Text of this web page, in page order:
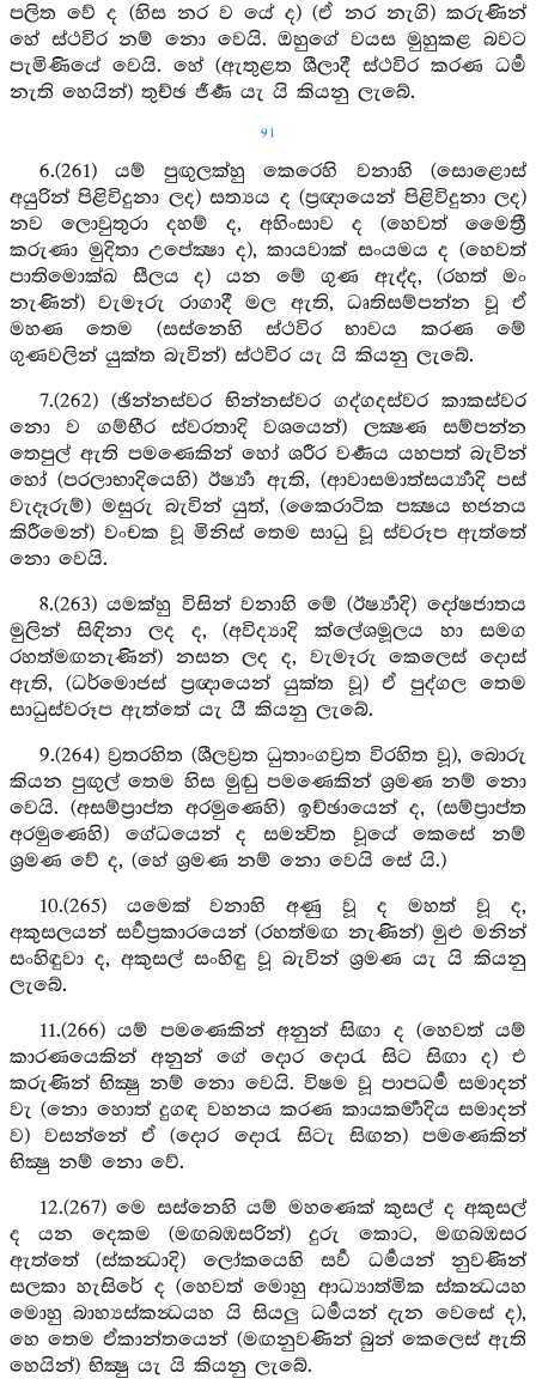
පලිත වේ ද (හිස නර ව යේ ද) (ඒ නර නැගි) කරුණින්
හේ ස්ථවිර නම් නො වෙයි. ඔහුගේ වයස මුහුකළ බවට
පැමිණියේ වෙයි. හේ (ඇතුළත ශීලාදී ස්ථවිර කරණ ධර්‍ම
නැති හෙයින්) තුච්ඡ ජීර්‍ණ යැ යි කියනු ලැබේ.
91
6.(261) යම් පුඟුලක්හු කෙරෙහි වනාහි (සොළොස්
අයුරින් පිළිවිදුනා ලද) සත්‍යය ද (ප්‍රඥායෙන් පිළිවිදුනා ලද)
නව ලොවුතුරා දහම් ද, අහිංසාව ද (හෙවත් මෛත්‍රී
කරුණා මුදිතා උපේක්‍ෂා ද), කායවාක් සංයමය ද (හෙවත්
පාතිමොක්ඛ සීලය ද) යන මේ ගුණ ඇද්ද, (රහත් මං
නැණින්) වැමෑරු රාගාදී මල ඇති, ධෘතිසම්පන්න වූ ඒ
මහණ තෙම (සස්නෙහි ස්ථවිර භාවය කරණ මේ
ගුණවලින් යුක්ත බැවින්) ස්ථවිර යැ යි කියනු ලැබේ.
7.(262) (ඡින්නස්වර භින්නස්වර ගද්ගදස්වර කාකස්වර
නො ව ගම්භීර ස්වරතාදි වශයෙන්) ලක්‍ෂණ සම්පන්න
තෙපුල් ඇති පමණෙකින් හෝ ශරීර වර්‍ණය යහපත් බැවින්
හෝ (පරලාභාදියෙහි) ඊර්‍ෂ්‍යා ඇති, (ආවාසමාත්සර්‍ය්‍යාදි පස්
වැදෑරුම්) මසුරු බැවින් යුත්, (කෛරාටික පක්‍ෂය භජනය
කිරීමෙන්) වංචක වූ මිනිස් තෙම සාධු වූ ස්වරූප ඇත්තේ
නො වෙයි.
8.(263) යමක්හු විසින් වනාහි මේ (ඊර්‍ෂ්‍යාදි) දෝෂජාතය
මුලින් සිඳිනා ලද ද, (අවිද්‍යාදි ක්ලේශමූලය හා සමග
රහත්මඟනැණින්) නසන ලද ද, වැමෑරු කෙලෙස් දොස්
ඇති, (ධර්මොජස් ප්‍රඥායෙන් යුක්ත වූ) ඒ පුද්ගල තෙම
සාධුස්වරූප ඇත්තේ යැ යී කියනු ලැබේ.
9.(264) ව්‍රතරහිත (ශීලව්‍රත ධුතාංගව්‍රත විරහිත වූ), බොරු
කියන පුඟුල් තෙම හිස මුඬු පමණෙකින් ශ්‍රමණ නම් නො
වෙයි. (අසම්ප්‍රාප්ත අරමුණෙහි) ඉච්ඡායෙන් ද, (සම්ප්‍රාප්ත
අරමුණෙහි) ගේධයෙන් ද සමන්‍විත වූයේ කෙසේ නම්
ශ්‍රමණ වේ ද, (හේ ශ්‍රමණ නම් නො වෙයි සේ යි.)
10.(265) යමෙක් වනාහි අණු වූ ද මහත් වූ ද,
අකුසලයන් සර්‍වප්‍රකාරයෙන් (රහත්මඟ නැණින්) මුළු මනින්
සංහිඳුවා ද, අකුසල් සංහිඳු වූ බැවින් ශ්‍රමණ යැ යි කියනු
ලැබේ.
11.(266) යම් පමණෙකින් අනුන් සිඟා ද (හෙවත් යම්
කාරණයෙකින් අනුන් ගේ දොර දොරැ සිට සිඟා ද) එ
කරුණින් භික්‍ෂු නම් නො වෙයි. විෂම වූ පාපධර්‍ම සමාදන්
වැ (නො හොත් දුගඳ වහනය කරණ කායකර්‍මාදිය සමාදන්
ව) වසන්නේ ඒ (දොර දොරැ සිටැ සිඟන) පමණෙකින්
භික්‍ෂු නම් නො වේ.
12.(267) මෙ සස්නෙහි යම් මහණෙක් කුසල් ද අකුසල්
ද යන දෙකම (මඟබඹසරින්) දුරු කොට, මඟබඹසර
ඇත්තේ (ස්කන්‍ධාදි) ලෝකයෙහි සර්‍ව ධර්‍මයන් නුවණින්
සලකා හැසිරේ ද (හෙවත් මොහු ආධ්‍යාත්මික ස්කන්‍ධයහ
මොහු බාහ්‍යස්කන්‍ධයහ යි සියලු ධර්‍මයන් දැන වෙසේ ද),
හෙ තෙම ඒකාන්තයෙන් (මඟනුවණින් බුන් කෙලෙස් ඇති
හෙයින්) භික්‍ෂු යැ යි කියනු ලැබේ.